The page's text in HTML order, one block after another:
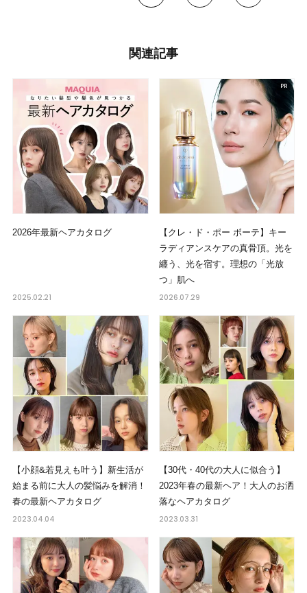
関連記事
2026年最新ヘアカタログ
2025.02.21
【クレ・ド・ポー ボーテ】キー
ラディアンスケアの真骨頂。光を
纏う、光を宿す。理想の「光放
つ」肌へ
2026.07.29
【小顔&若見えも叶う】新生活が
始まる前に大人の髪悩みを解消！
春の最新ヘアカタログ
2023.04.04
【30代・40代の大人に似合う】
2023年春の最新ヘア！大人のお洒
落なヘアカタログ
2023.03.31